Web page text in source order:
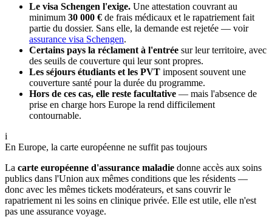
Le visa Schengen l'exige. Une attestation couvrant au
minimum 30 000 € de frais médicaux et le rapatriement fait
partie du dossier. Sans elle, la demande est rejetée — voir
assurance visa Schengen.
Certains pays la réclament à l'entrée sur leur territoire, avec
des seuils de couverture qui leur sont propres.
Les séjours étudiants et les PVT imposent souvent une
couverture santé pour la durée du programme.
Hors de ces cas, elle reste facultative — mais l'absence de
prise en charge hors Europe la rend difficilement
contournable.
i
En Europe, la carte européenne ne suffit pas toujours
La carte européenne d'assurance maladie donne accès aux soins
publics dans l'Union aux mêmes conditions que les résidents —
donc avec les mêmes tickets modérateurs, et sans couvrir le
rapatriement ni les soins en clinique privée. Elle est utile, elle n'est
pas une assurance voyage.